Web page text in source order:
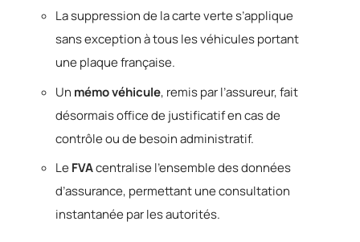
La suppression de la carte verte s’applique
sans exception à tous les véhicules portant
une plaque française.
Un mémo véhicule, remis par l’assureur, fait
désormais office de justificatif en cas de
contrôle ou de besoin administratif.
LeFVAcentralise l’ensemble des données
d’assurance, permettant une consultation
instantanée par les autorités.